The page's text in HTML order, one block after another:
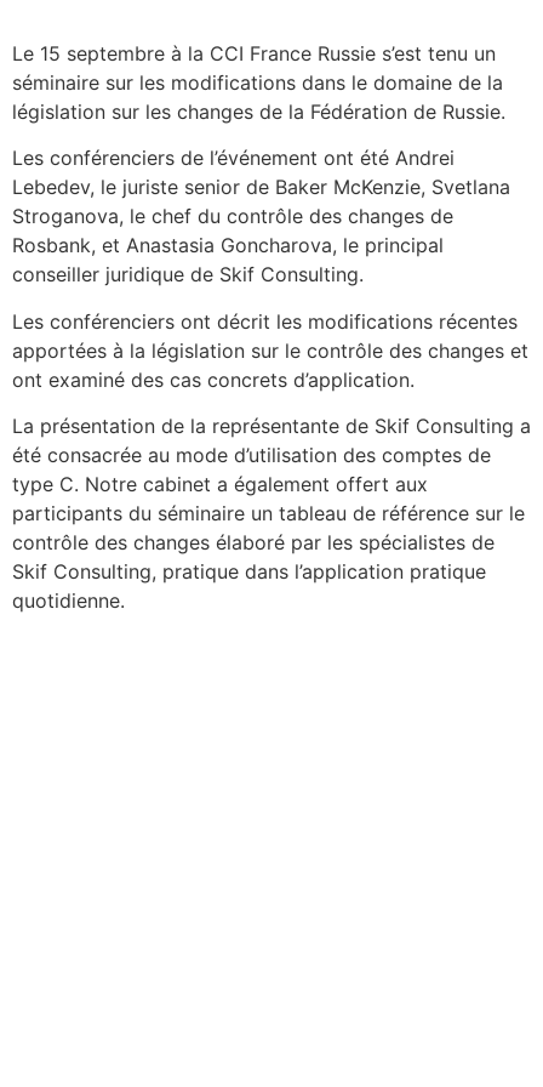
Le 15 septembre à la CCI France Russie s’est tenu un
séminaire sur les modifications dans le domaine de la
législation sur les changes de la Fédération de Russie.
Les conférenciers de l’événement ont été Andrei
Lebedev, le juriste senior de Baker McKenzie, Svetlana
Stroganova, le chef du contrôle des changes de
Rosbank, et Anastasia Goncharova, le principal
conseiller juridique de Skif Consulting.
Les conférenciers ont décrit les modifications récentes
apportées à la législation sur le contrôle des changes et
ont examiné des cas concrets d’application.
La présentation de la représentante de Skif Consulting a
été consacrée au mode d’utilisation des comptes de
type C. Notre cabinet a également offert aux
participants du séminaire un tableau de référence sur le
contrôle des changes élaboré par les spécialistes de
Skif Consulting, pratique dans l’application pratique
quotidienne.